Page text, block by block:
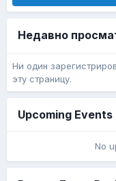
Недавно
Ни один
эту страницу.
Upcoming Events
No